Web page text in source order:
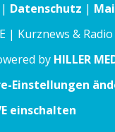
| Datenschutz |
| Kurznews &
by HILLER
Einstellungen
einschalten